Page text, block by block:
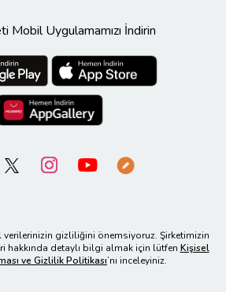
Mobil Uygulamamızı İndirin
verilerinizin gizliliğini önemsiyoruz. Şirketimizin
hakkında detaylı bilgi almak için lütfen Kişisel
ve Gizlilik Politikası’nı inceleyiniz.